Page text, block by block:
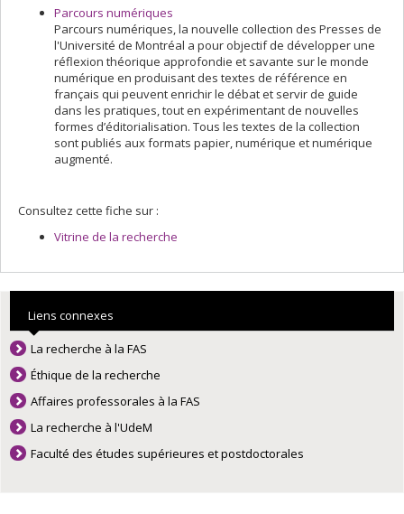
Parcours numériques
Parcours numériques, la nouvelle collection des Presses de
l'Université de Montréal a pour objectif de développer une
réflexion théorique approfondie et savante sur le monde
numérique en produisant des textes de référence en
français qui peuvent enrichir le débat et servir de guide
dans les pratiques, tout en expérimentant de nouvelles
formes d’éditorialisation. Tous les textes de la collection
sont publiés aux formats papier, numérique et numérique
augmenté.
Consultez cette fiche sur :
Vitrine de la recherche
Liens connexes
La recherche à la FAS
Éthique de la recherche
Affaires professorales à la FAS
La recherche à l'UdeM
Faculté des études supérieures et postdoctorales